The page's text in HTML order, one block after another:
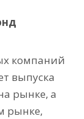
выпуска
рынке, а
рынке,